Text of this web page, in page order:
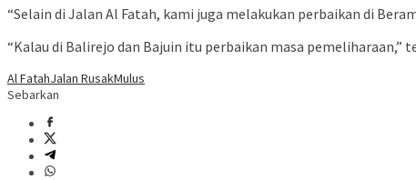
“Selain di Jalan Al Fatah, kami juga melakukan perbaikan di
“Kalau di Balirejo dan Bajuin itu perbaikan masa pemeliharaan,”
Al FatahJalan RusakMulus
Sebarkan